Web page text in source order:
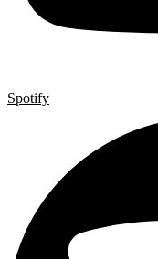
Spotify